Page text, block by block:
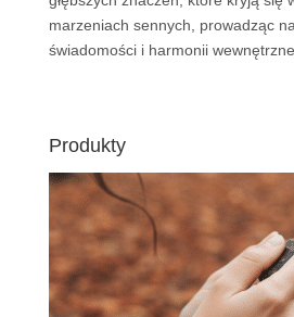
marzeniach sennych, prowadząc
świadomości i harmonii
Produkty